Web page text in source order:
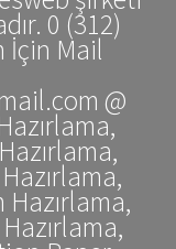
0 (312)
İçin Mail
@